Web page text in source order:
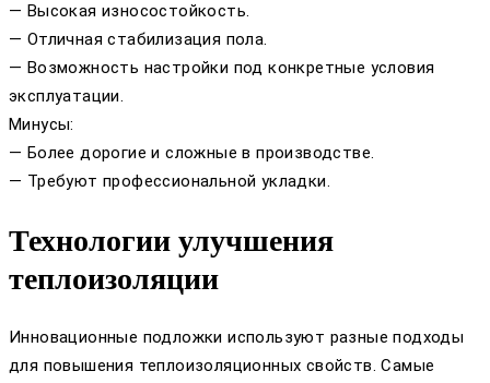
— Высокая износостойкость.
— Отличная стабилизация пола.
— Возможность настройки под конкретные условия
эксплуатации.
Минусы:
— Более дорогие и сложные в производстве.
— Требуют профессиональной укладки.
Технологии улучшения
теплоизоляции
Инновационные подложки используют разные подходы
для повышения теплоизоляционных свойств. Самые